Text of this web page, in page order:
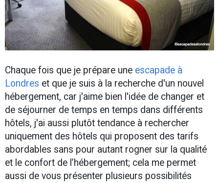
Chaque fois que je prépare une escapade à
Londres et que je suis à la recherche d'un nouvel
hébergement, car j'aime bien l'idée de changer et
de séjourner de temps en temps dans différents
hôtels, j'ai aussi plutôt tendance à rechercher
uniquement des hôtels qui proposent des tarifs
abordables sans pour autant rogner sur la qualité
et le confort de l’hébergement; cela me permet
aussi de vous présenter plusieurs possibilités